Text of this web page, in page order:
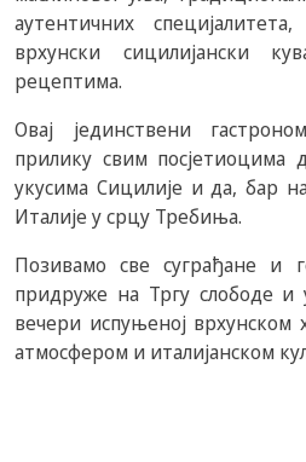
аутентичних
врхунски сицилијански
рецептима.
Овај јединствени
прилику свим посјетиоцима
укусима Сицилије и да, бар
Италије у срцу Требиња.
Позивамо све суграђане и
придруже на Тргу слободе и
вечери испуњеној
атмосфером и италијанском